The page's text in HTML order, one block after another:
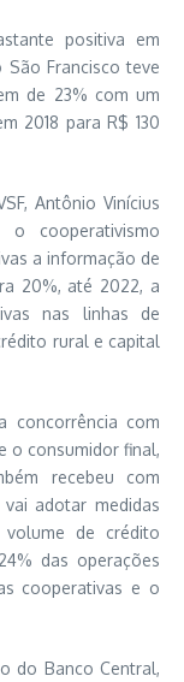
positiva em
Francisco teve
de 23% com um
2018 para R$ 130
Antônio Vinícius
cooperativismo
a informação de
20%, até 2022, a
nas linhas de
rural e capital
concorrência com
o consumidor final,
recebeu com
adotar medidas
de crédito
das operações
cooperativas e o
do Banco Central,